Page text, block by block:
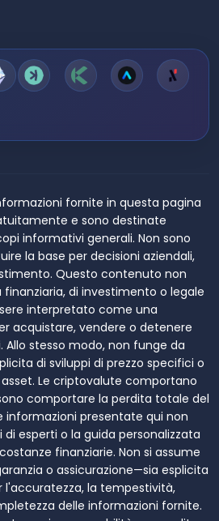
fornite in questa pagina
e sono destinate
informativi generali. Non sono
la base per decisioni aziendali,
Questo contenuto non
di investimento o legale
interpretato come una
acquistare, vendere o detenere
stesso modo, non funge da
di sviluppi di prezzo specifici o
Le criptovalute comportano
comportare la perdita totale del
informazioni presentate qui non
esperti o la guida personalizzata
finanziarie. Non si assume
o assicurazione—sia esplicita
la tempestività,
delle informazioni fornite.